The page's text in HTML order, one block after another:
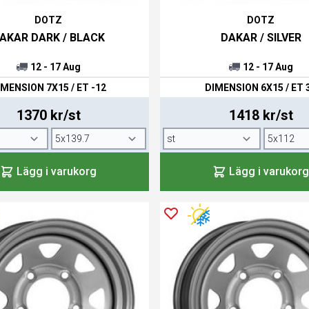
Fälgen Åska är också en hyllning till dessa
känsla och är också konkav. Den har en
mycket "edgig" fälg med hela femton ekrar.
Den har tio Y-formade ekrar vilket gör
Mugello i Italien. Fälgen är mycket elegant
DOTZ
DARK / BLACK
12 - 17 Aug
7X15 / ET -12
1370 kr/st
Lägg i varukorg
DOTZ
DAKAR / SILVER
12 - 17 Aug
DIMENSION 6X15 / ET
1418 kr/st
Lägg i varukorg